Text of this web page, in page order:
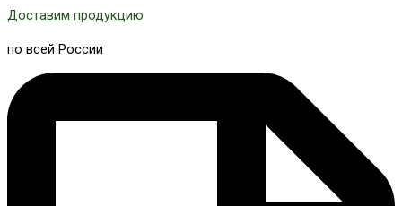
Доставим продукцию
по всей России